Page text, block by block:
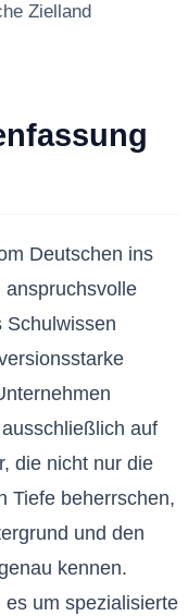
Zielland
Deutschen ins
anspruchsvolle
Schulwissen
auf
die nicht nur die
Tiefe beherrschen,
und den
kennen.
um spezialisierte